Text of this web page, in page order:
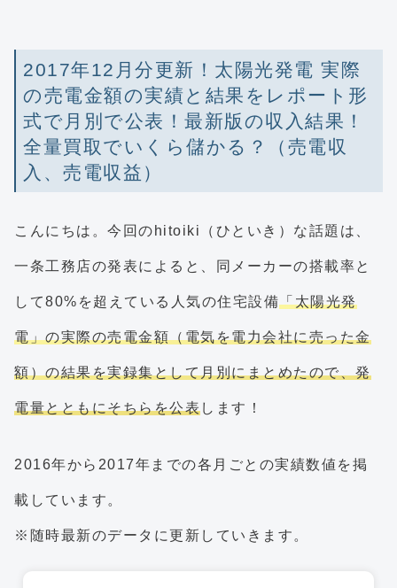
2017年12月分更新！太陽光発電 実際
の売電金額の実績と結果をレポート形
式で月別で公表！最新版の収入結果！
全量買取でいくら儲かる？（売電収
入、売電収益）
こんにちは。今回のhitoiki（ひといき）な話題は、
一条工務店の発表によると、同メーカーの搭載率と
して80%を超えている人気の住宅設備「太陽光発
電」の実際の売電金額（電気を電力会社に売った金
額）の結果を実録集として月別にまとめたので、発
電量とともにそちらを公表します！
2016年から2017年までの各月ごとの実績数値を掲
載しています。
※随時最新のデータに更新していきます。